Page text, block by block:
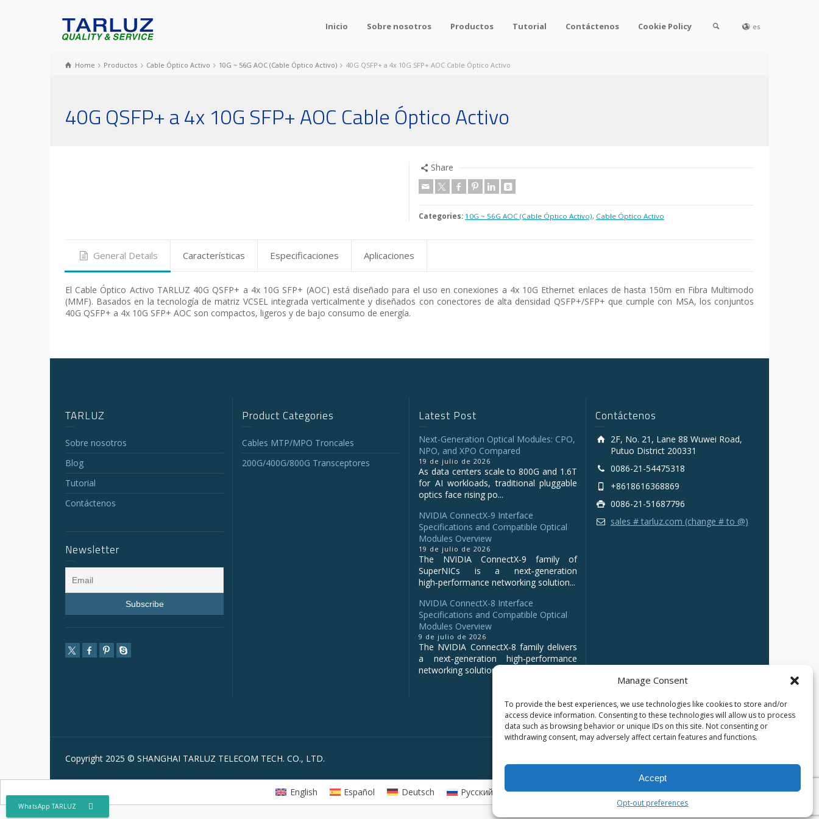
Manage Consent
To provide the best experiences, we use technologies like cookies to store and/or
access device information. Consenting to these technologies will allow us to process
data such as browsing behavior or unique IDs on this site. Not consenting or
withdrawing consent, may adversely affect certain features and functions.
Accept
Opt-out preferences
Inicio Sobre nosotros Productos Tutorial Contáctenos Cookie Policy es
Home Productos Cable Óptico Activo 10G ~ 56G AOC (Cable Óptico Activo) 40G QSFP+ a 4x 10G SFP+ AOC Cable Óptico Activo
40G QSFP+ a 4x 10G SFP+ AOC Cable Óptico Activo
Share
Categories: 10G ~ 56G AOC (Cable Óptico Activo), Cable Óptico Activo
General Details Características Especificaciones Aplicaciones
El Cable Óptico Activo TARLUZ 40G QSFP+ a 4x 10G SFP+ (AOC) está diseñado para el uso en conexiones a 4x 10G Ethernet enlaces de hasta 150m en Fibra Multimodo
(MMF). Basados ​​en la tecnología de matriz VCSEL integrada verticalmente y diseñados con conectores de alta densidad QSFP+/SFP+ que cumple con MSA, los conjuntos
40G QSFP+ a 4x 10G SFP+ AOC son compactos, ligeros y de bajo consumo de energía.
TARLUZ
Sobre nosotros
Blog
Tutorial
Contáctenos
Newsletter
Product Categories
Cables MTP/MPO Troncales
200G/400G/800G Transceptores
Latest Post
Next-Generation Optical Modules: CPO,
NPO, and XPO Compared
19 de julio de 2026
As data centers scale to 800G and 1.6T
for AI workloads, traditional pluggable
optics face rising po...
NVIDIA ConnectX‑9 Interface
Specifications and Compatible Optical
Modules Overview
19 de julio de 2026
The NVIDIA ConnectX‑9 family of
SuperNICs is a next‑generation
high‑performance networking solution...
NVIDIA ConnectX-8 Interface
Specifications and Compatible Optical
Modules Overview
9 de julio de 2026
The NVIDIA ConnectX‑8 family delivers
a next‑generation high‑performance
networking solution for clo...
Contáctenos
2F, No. 21, Lane 88 Wuwei Road,
Putuo District 200331
0086-21-54475318
+8618616368869
0086-21-51687796
sales # tarluz.com (change # to @)
Copyright 2025 © SHANGHAI TARLUZ TELECOM TECH. CO., LTD.
WhatsApp TARLUZ
English Español Deutsch Русский العربية